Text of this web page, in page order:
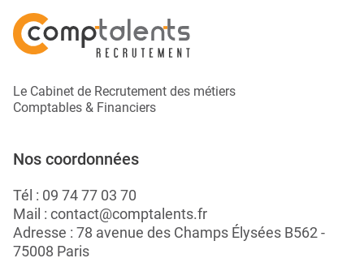
Le Cabinet de Recrutement des métiers
Comptables & Financiers
Nos coordonnées
Tél : 09 74 77 03 70
Mail : contact@comptalents.fr
Adresse : 78 avenue des Champs Élysées B562 -
75008 Paris